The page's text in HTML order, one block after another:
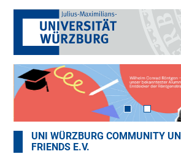
UNI WÜRZBURG COMMUNITY
FRIENDS E.V.